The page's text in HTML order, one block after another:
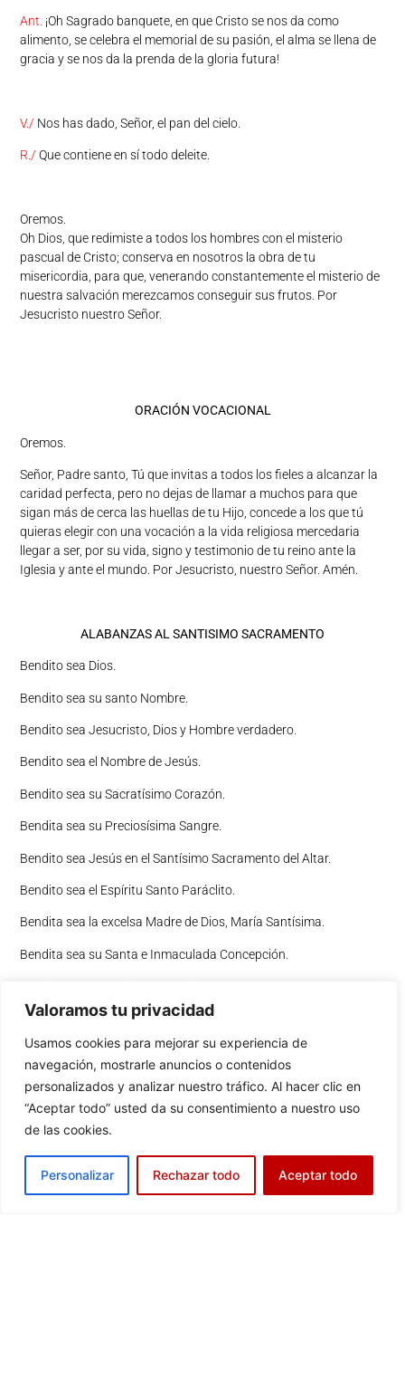
Valoramos tu privacidad
Usamos cookies para mejorar su experiencia de
navegación, mostrarle anuncios o contenidos
personalizados y analizar nuestro tráfico. Al hacer clic en
“Aceptar todo” usted da su consentimiento a nuestro uso
de las cookies.
Personalizar Rechazar todo Aceptar todo
Ant. ¡Oh Sagrado banquete, en que Cristo se nos da como
alimento, se celebra el memorial de su pasión, el alma se llena de
gracia y se nos da la prenda de la gloria futura!
V./ Nos has dado, Señor, el pan del cielo.
R./ Que contiene en sí todo deleite.
Oremos.
Oh Dios, que redimiste a todos los hombres con el misterio
pascual de Cristo; conserva en nosotros la obra de tu
misericordia, para que, venerando constantemente el misterio de
nuestra salvación merezcamos conseguir sus frutos. Por
Jesucristo nuestro Señor.
ORACIÓN VOCACIONAL
Oremos.
Señor, Padre santo, Tú que invitas a todos los fieles a alcanzar la
caridad perfecta, pero no dejas de llamar a muchos para que
sigan más de cerca las huellas de tu Hijo, concede a los que tú
quieras elegir con una vocación a la vida religiosa mercedaria
llegar a ser, por su vida, signo y testimonio de tu reino ante la
Iglesia y ante el mundo. Por Jesucristo, nuestro Señor. Amén.
ALABANZAS AL SANTISIMO SACRAMENTO
Bendito sea Dios.
Bendito sea su santo Nombre.
Bendito sea Jesucristo, Dios y Hombre verdadero.
Bendito sea el Nombre de Jesús.
Bendito sea su Sacratísimo Corazón.
Bendita sea su Preciosísima Sangre.
Bendito sea Jesús en el Santísimo Sacramento del Altar.
Bendito sea el Espíritu Santo Paráclito.
Bendita sea la excelsa Madre de Dios, María Santísima.
Bendita sea su Santa e Inmaculada Concepción.
Bendito sea el nombre de María Virgen y Madre.
Bendito sea San José, su castísimo esposo.
Bendito sea Dios en sus Ángeles y en sus Santos.
OREMOS